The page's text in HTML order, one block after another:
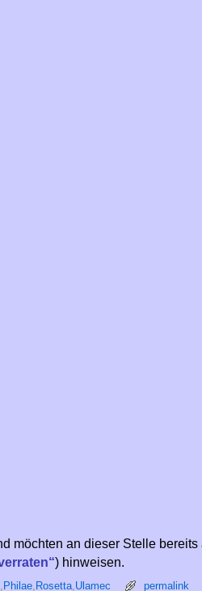
möchten an dieser Stelle bereits
) hinweisen.
, Philae, Rosetta,Ulamec permalink